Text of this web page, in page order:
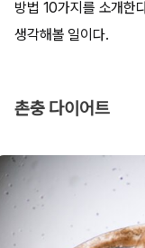
방법 10가지를 소개한
생각해볼 일이다.
촌충 다이어트